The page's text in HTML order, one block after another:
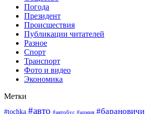
Погода
Президент
Происшествия
Публикации читателей
Разное
Спорт
Транспорт
Фото и видео
Экономика
Метки
#tochka #авто #автобус #армия #барановичи